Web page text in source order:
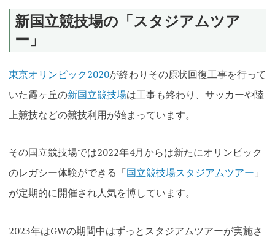
新国立競技場の「スタジアムツア
ー」
東京オリンピック2020が終わりその原状回復工事を行って
いた霞ヶ丘の新国立競技場は工事も終わり、サッカーや陸
上競技などの競技利用が始まっています。
その国立競技場では2022年4月からは新たにオリンピック
のレガシー体験ができる「国立競技場スタジアムツアー 」
が定期的に開催され人気を博しています。
2023年はGWの期間中はずっとスタジアムツアーが実施さ